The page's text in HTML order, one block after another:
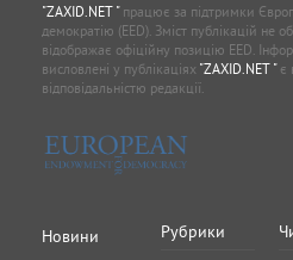
"ZAXID.NET "працює за підтримки
демократію (EED). Зміст публікацій не
відображає офіційну позицію EED.
висловлені у публікаціях "ZAXID.NET "є
відповідальністю редакції.
Новини
Рубрики